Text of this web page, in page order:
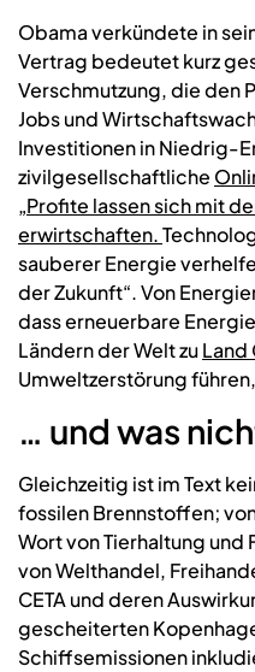
Obama verkündete in
Vertrag bedeutet kurz
Verschmutzung, die den
Jobs und
Investitionen in Niedrig-
zivilgesellschaftliche
„Profite lassen sich mit
erwirtschaften.
sauberer Energie
der Zukunft“. Von
dass erneuerbare
Ländern der Welt zuLand
Umweltzerstörung
… und was
Gleichzeitig ist im Text
fossilen Brennstoffen;
Wort von Tierhaltung
von Welthandel,
CETA und deren
gescheiterten
Schiffsemissionen